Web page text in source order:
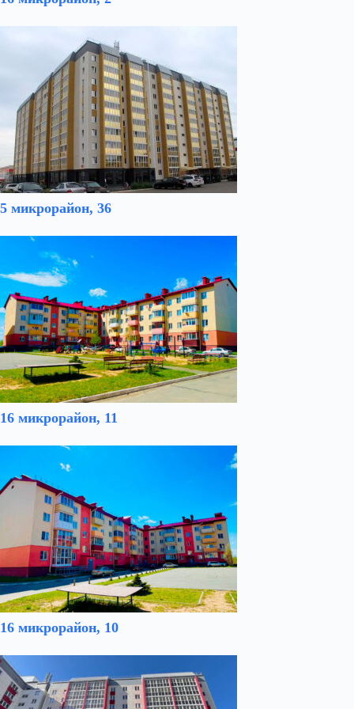
5 микрорайон, 36
16 микрорайон, 11
16 микрорайон, 10